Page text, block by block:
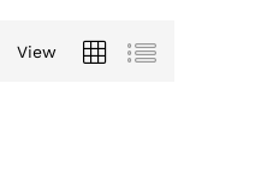
View